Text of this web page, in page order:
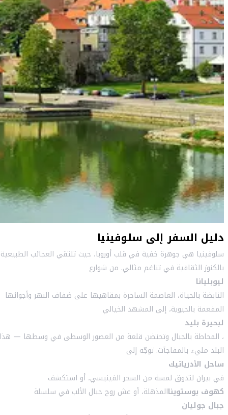
دليل السفر إلى سلوفينيا
سلوفينيا هي جوهرة خفية في قلب أوروبا، حيث تلتقي العجائب الطبيعية
بالكنوز الثقافية في تناغم مثالي. من شوارع
ليوبليانا
النابضة بالحياة، العاصمة الساحرة بمقاهيها على ضفاف النهر وأجوائها
المفعمة بالحيوية، إلى المشهد الخيالي
لبحيرة بليد
، المحاطة بالجبال وتحتضن قلعة من العصور الوسطى في وسطها — هذا
البلد مليء بالمفاجآت. توجّه إلى
ساحل الأدرياتيك
في بيران لتذوق لمسة من السحر الفينيسي، أو استكشف
كهوف بوستويناالمذهلة، أو عش روح جبال الألب في سلسلة
جبال جوليان